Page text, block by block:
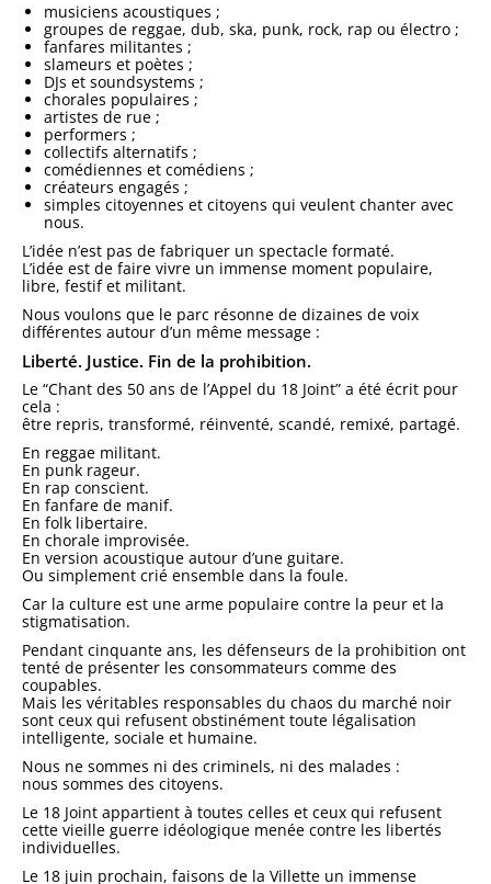
musiciens acoustiques ;
groupes de reggae, dub, ska, punk, rock, rap ou électro ;
fanfares militantes ;
slameurs et poètes ;
DJs et soundsystems ;
chorales populaires ;
artistes de rue ;
performers ;
collectifs alternatifs ;
comédiennes et comédiens ;
créateurs engagés ;
simples citoyennes et citoyens qui veulent chanter avec
nous.
L’idée n’est pas de fabriquer un spectacle formaté.
L’idée est de faire vivre un immense moment populaire,
libre, festif et militant.
Nous voulons que le parc résonne de dizaines de voix
différentes autour d’un même message :
Liberté. Justice. Fin de la prohibition.
Le “Chant des 50 ans de l’Appel du 18 Joint” a été écrit pour
cela :
être repris, transformé, réinventé, scandé, remixé, partagé.
En reggae militant.
En punk rageur.
En rap conscient.
En fanfare de manif.
En folk libertaire.
En chorale improvisée.
En version acoustique autour d’une guitare.
Ou simplement crié ensemble dans la foule.
Car la culture est une arme populaire contre la peur et la
stigmatisation.
Pendant cinquante ans, les défenseurs de la prohibition ont
tenté de présenter les consommateurs comme des
coupables.
Mais les véritables responsables du chaos du marché noir
sont ceux qui refusent obstinément toute légalisation
intelligente, sociale et humaine.
Nous ne sommes ni des criminels, ni des malades :
nous sommes des citoyens.
Le 18 Joint appartient à toutes celles et ceux qui refusent
cette vieille guerre idéologique menée contre les libertés
individuelles.
Le 18 juin prochain, faisons de la Villette un immense